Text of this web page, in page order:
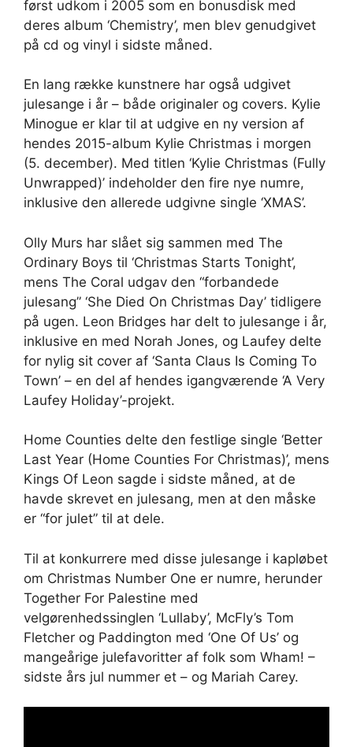
først udkom i 2005 som en bonusdisk med
deres album ‘Chemistry’, men blev genudgivet
på cd og vinyl i sidste måned.
En lang række kunstnere har også udgivet
julesange i år – både originaler og covers. Kylie
Minogue er klar til at udgive en ny version af
hendes 2015-album Kylie Christmas i morgen
(5. december). Med titlen ‘Kylie Christmas (Fully
Unwrapped)’ indeholder den fire nye numre,
inklusive den allerede udgivne single ‘XMAS’.
Olly Murs har slået sig sammen med The
Ordinary Boys til ‘Christmas Starts Tonight’,
mens The Coral udgav den “forbandede
julesang” ‘She Died On Christmas Day’ tidligere
på ugen. Leon Bridges har delt to julesange i år,
inklusive en med Norah Jones, og Laufey delte
for nylig sit cover af ‘Santa Claus Is Coming To
Town’ – en del af hendes igangværende ‘A Very
Laufey Holiday’-projekt.
Home Counties delte den festlige single ‘Better
Last Year (Home Counties For Christmas)’, mens
Kings Of Leon sagde i sidste måned, at de
havde skrevet en julesang, men at den måske
er “for julet” til at dele.
Til at konkurrere med disse julesange i kapløbet
om Christmas Number One er numre, herunder
Together For Palestine med
velgørenhedssinglen ‘Lullaby’, McFly’s Tom
Fletcher og Paddington med ‘One Of Us’ og
mangeårige julefavoritter af folk som Wham! –
sidste års jul nummer et – og Mariah Carey.